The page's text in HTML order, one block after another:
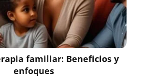
familiar: Beneficios y
enfoques